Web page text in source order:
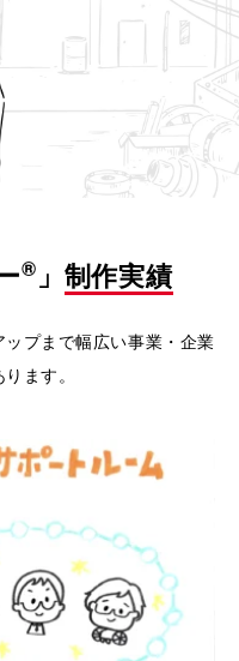
® 」 制作実績
プまで幅広い事業・企業
ます。